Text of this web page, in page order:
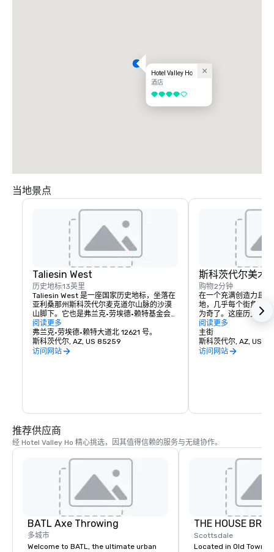
Hotel Valley Ho
酒店
4/5
当地景点
Taliesin West
历史地标13英里
Taliesin West 是一座国家历史地标，坐落在
亚利桑那州斯科茨代尔麦克道尔山脉的沙漠
山脚下。它也是弗兰克·劳埃德·赖特基金会和
塔利辛建筑学院的所在地。Taliesin West是
一个充满活力的社区，向公众开放，并提供
广泛的旅游服务。
阅读更多
弗兰克·劳埃德·赖特大道北 12621 号。
斯科茨代尔, AZ, US 85259
访问网站
斯科茨代尔美术
购物2分钟
在一个充满创造力且
地，几乎每个街角都
为奇了。这座历史悠
的中心地带，是斯科
廊和博物馆的所在地
运，这个景点距离我
阅读更多
主街
斯科茨代尔, AZ, US
访问网站
推荐供应商
经 Hotel Valley Ho 精心挑选，因其值得信赖的服务与无缝协作。
BATL Axe Throwing
多城市
Welcome to BATL, the ultimate urban
THE HOUSE
Scottsdale
Located in Old Town